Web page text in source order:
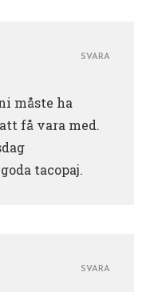
måste ha
få vara med.
tacopaj.
SVARA
SVARA